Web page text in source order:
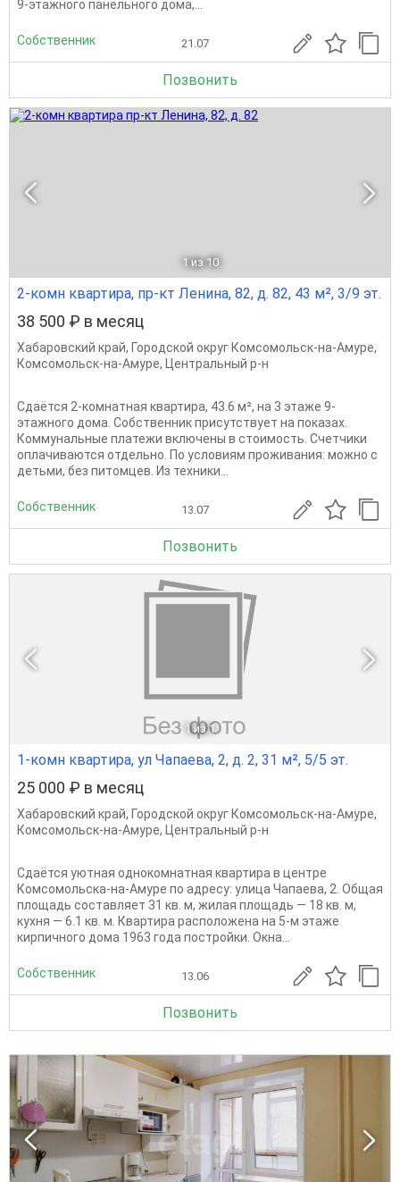
9-этажного панельного дома,...
Собственник 21.07
Позвонить
1 из 10
2-комн квартира, пр-кт Ленина, 82, д. 82, 43 м², 3/9 эт.
38 500 ₽ в месяц
Хабаровский край, Городской округ Комсомольск-на-Амуре,
Комсомольск-на-Амуре, Центральный р-н
Сдаётся 2-комнатная квартира, 43.6 м², на 3 этаже 9-
этажного дома. Собственник присутствует на показах.
Коммунальные платежи включены в стоимость. Счетчики
оплачиваются отдельно. По условиям проживания: можно с
детьми, без питомцев. Из техники...
Собственник 13.07
Позвонить
1 из 1
1-комн квартира, ул Чапаева, 2, д. 2, 31 м², 5/5 эт.
25 000 ₽ в месяц
Хабаровский край, Городской округ Комсомольск-на-Амуре,
Комсомольск-на-Амуре, Центральный р-н
Сдаётся уютная однокомнатная квартира в центре
Комсомольска-на-Амуре по адресу: улица Чапаева, 2. Общая
площадь составляет 31 кв. м, жилая площадь — 18 кв. м,
кухня — 6.1 кв. м. Квартира расположена на 5-м этаже
кирпичного дома 1963 года постройки. Окна...
Собственник 13.06
Позвонить